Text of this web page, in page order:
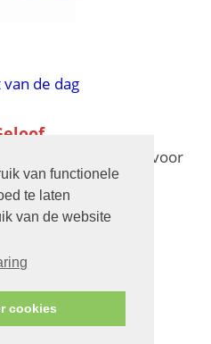
van functionele
te laten
van de website
cookies
de dag
voor
en 2026